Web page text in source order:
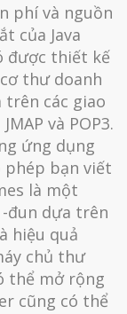
phí và nguồn
của Java
được thiết kế
thư doanh
trên các giao
và POP3.
ứng dụng
phép bạn viết
là một
đun dựa trên
hiệu quả
chủ thư
thể mở rộng
cũng có thể